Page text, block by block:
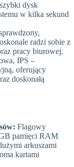
dysk
w kilka sekund
radzi sobie z
pracy biurowej.
IPS –
oferujący
doskonałą
Flagowy
pamięci RAM
arkuszami
kartami